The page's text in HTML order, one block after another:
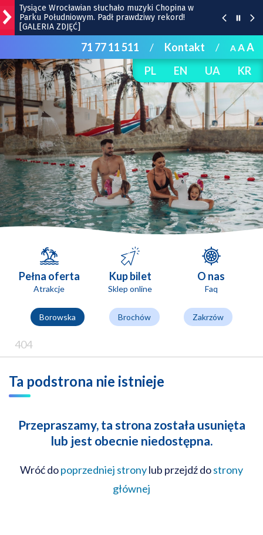
Tysiące Wrocławian słuchało muzyki Chopina w
Parku Południowym. Padł prawdziwy rekord!
[GALERIA ZDJĘĆ]
Stadion na Brochowie z nowym zapleczem dla
sportowców | ZDJĘCIA
Sparta wygrała na Stadionie Olimpijskim. Tak cieszyli
się kibice
We Wrocławiu potrzebni pracownicy z
kompetencjami
Ten budynek z wyjątkową przedwojenną mozaiką
zostanie wyremontowany
71 77 11 511 / Kontakt / AAA
PL
EN UA KR
Pełna oferta
Atrakcje
Kup bilet
Sklep online
O nas
Faq
Borowska Brochów Zakrzów
404
Ta podstrona nie istnieje
Przepraszamy, ta strona została usunięta
lub jest obecnie niedostępna.
Wróć dopoprzedniej stronylub przejdź dostrony
głównej